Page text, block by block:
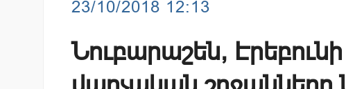
23/10/2018 12:13
Նուբարաշեն,